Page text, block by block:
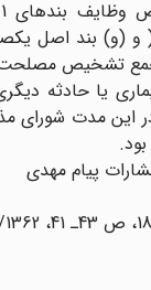
(و) بند اصل
تشخیص مصلحت
یا حادثه
این مدت شورای
پیام مهدی